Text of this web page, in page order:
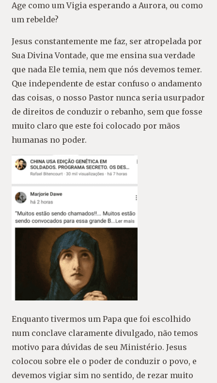
Age como um Vigia esperando a Aurora, ou como
um rebelde?
Jesus constantemente me faz, ser atropelada por
Sua Divina Vontade, que me ensina sua verdade
que nada Ele temia, nem que nós devemos temer.
Que independente de estar confuso o andamento
das coisas, o nosso Pastor nunca seria usurpador
de direitos de conduzir o rebanho, sem que fosse
muito claro que este foi colocado por mãos
humanas no poder.
Enquanto tivermos um Papa que foi escolhido
num conclave claramente divulgado, não temos
motivo para dúvidas de seu Ministério. Jesus
colocou sobre ele o poder de conduzir o povo, e
devemos vigiar sim no sentido, de rezar muito